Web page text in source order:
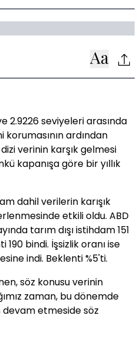
2.9226 seviyeleri arasında
ardından
verinin karşık gelmesi
kapanışa göre bir yıllık
dahil verilerin karışık
etkili oldu. ABD
tarım dışı istihdam 151
bindi. İşsizlik oranı ise
indi. Beklenti %5'ti.
söz konusu verinin
zaman, bu dönemde
etmeside söz